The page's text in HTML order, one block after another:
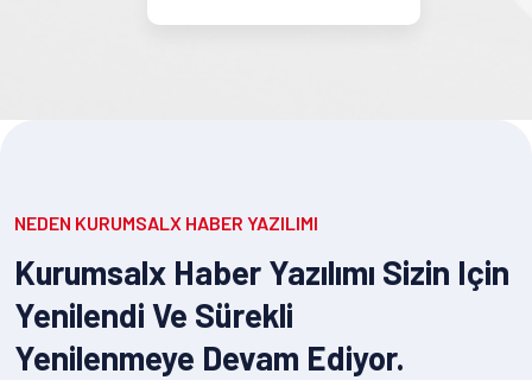
NEDEN KURUMSALX HABER YAZILIMI
Kurumsalx Haber Yazılımı Sizin Için
Yenilendi Ve Sürekli
Yenilenmeye Devam Ediyor.